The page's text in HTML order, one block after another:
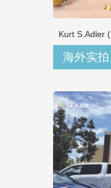
海外实拍